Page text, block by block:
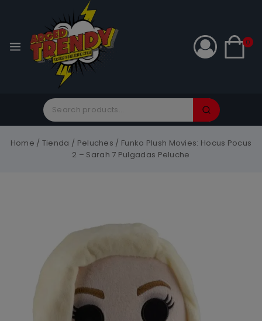
0
Home / Tienda / Peluches / Funko Plush Movies: Hocus Pocus
2 – Sarah 7 Pulgadas Peluche